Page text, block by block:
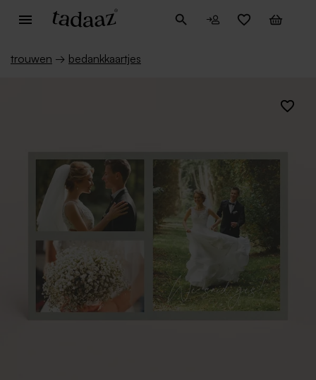
trouwen → bedankkaartjes